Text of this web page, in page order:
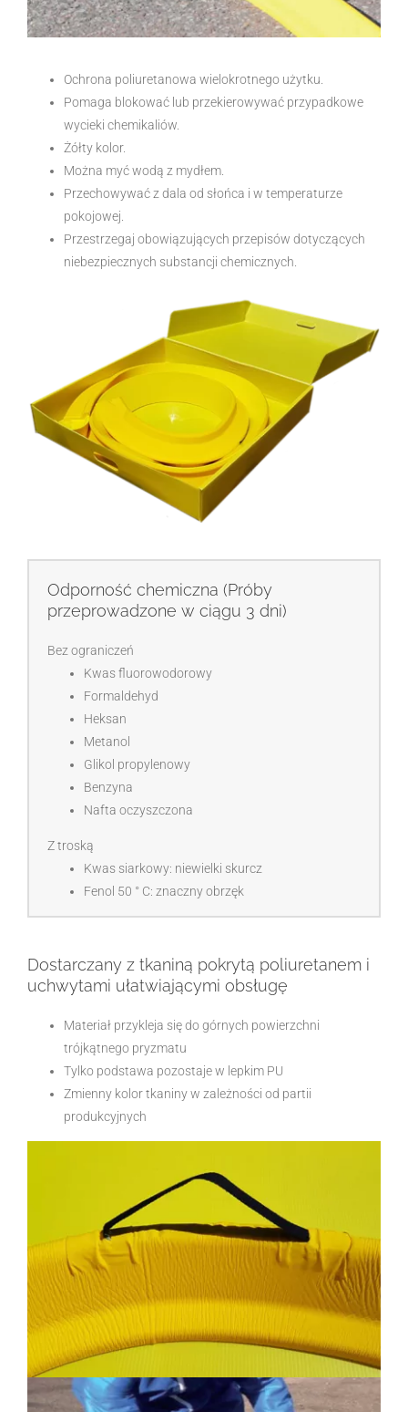
Ochrona poliuretanowa wielokrotnego użytku.
Pomaga blokować lub przekierowywać przypadkowe
wycieki chemikaliów.
Żółty kolor.
Można myć wodą z mydłem.
Przechowywać z dala od słońca i w temperaturze
pokojowej.
Przestrzegaj obowiązujących przepisów dotyczących
niebezpiecznych substancji chemicznych.
Odporność chemiczna (Próby
przeprowadzone w ciągu 3 dni)
Bez ograniczeń
Kwas fluorowodorowy
Formaldehyd
Heksan
Metanol
Glikol propylenowy
Benzyna
Nafta oczyszczona
Z troską
Kwas siarkowy: niewielki skurcz
Fenol 50 ° C: znaczny obrzęk
Dostarczany z tkaniną pokrytą poliuretanem i
uchwytami ułatwiającymi obsługę
Materiał przykleja się do górnych powierzchni
trójkątnego pryzmatu
Tylko podstawa pozostaje w lepkim PU
Zmienny kolor tkaniny w zależności od partii
produkcyjnych